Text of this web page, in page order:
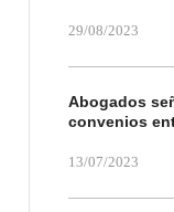
29/08/2023
Abogados
convenios
13/07/2023